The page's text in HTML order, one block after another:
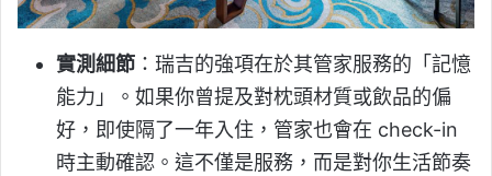
實測細節 ：瑞吉的強項在於其管家服務的「記憶
能力」。如果你曾提及對枕頭材質或飲品的偏
好，即使隔了一年入住，管家也會在 check-in
時主動確認。這不僅是服務，而是對你生活節奏